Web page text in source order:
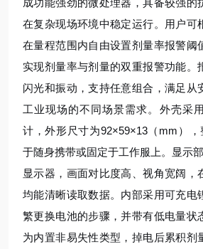
成功能强劲的微处理器，具备较强的
在复杂现场环境中稳定运行。用户可
在量程范围内自由设置剂量率报警阈
实现剂量率与剂量的双重报警功能。
闪光和振动，支持任意组合，满足从
工业现场的不同场景需求。外壳采
计，外形尺寸为92×59×13（mm）
于随身携带或固定于工作服上。显示
显示器，画面对比度高、视角宽阔，
均能清晰读取数据。内部采用可充电
繁更换电池的步骤，并带有低电量状
为内置非易失性类型，掉电后累积剂